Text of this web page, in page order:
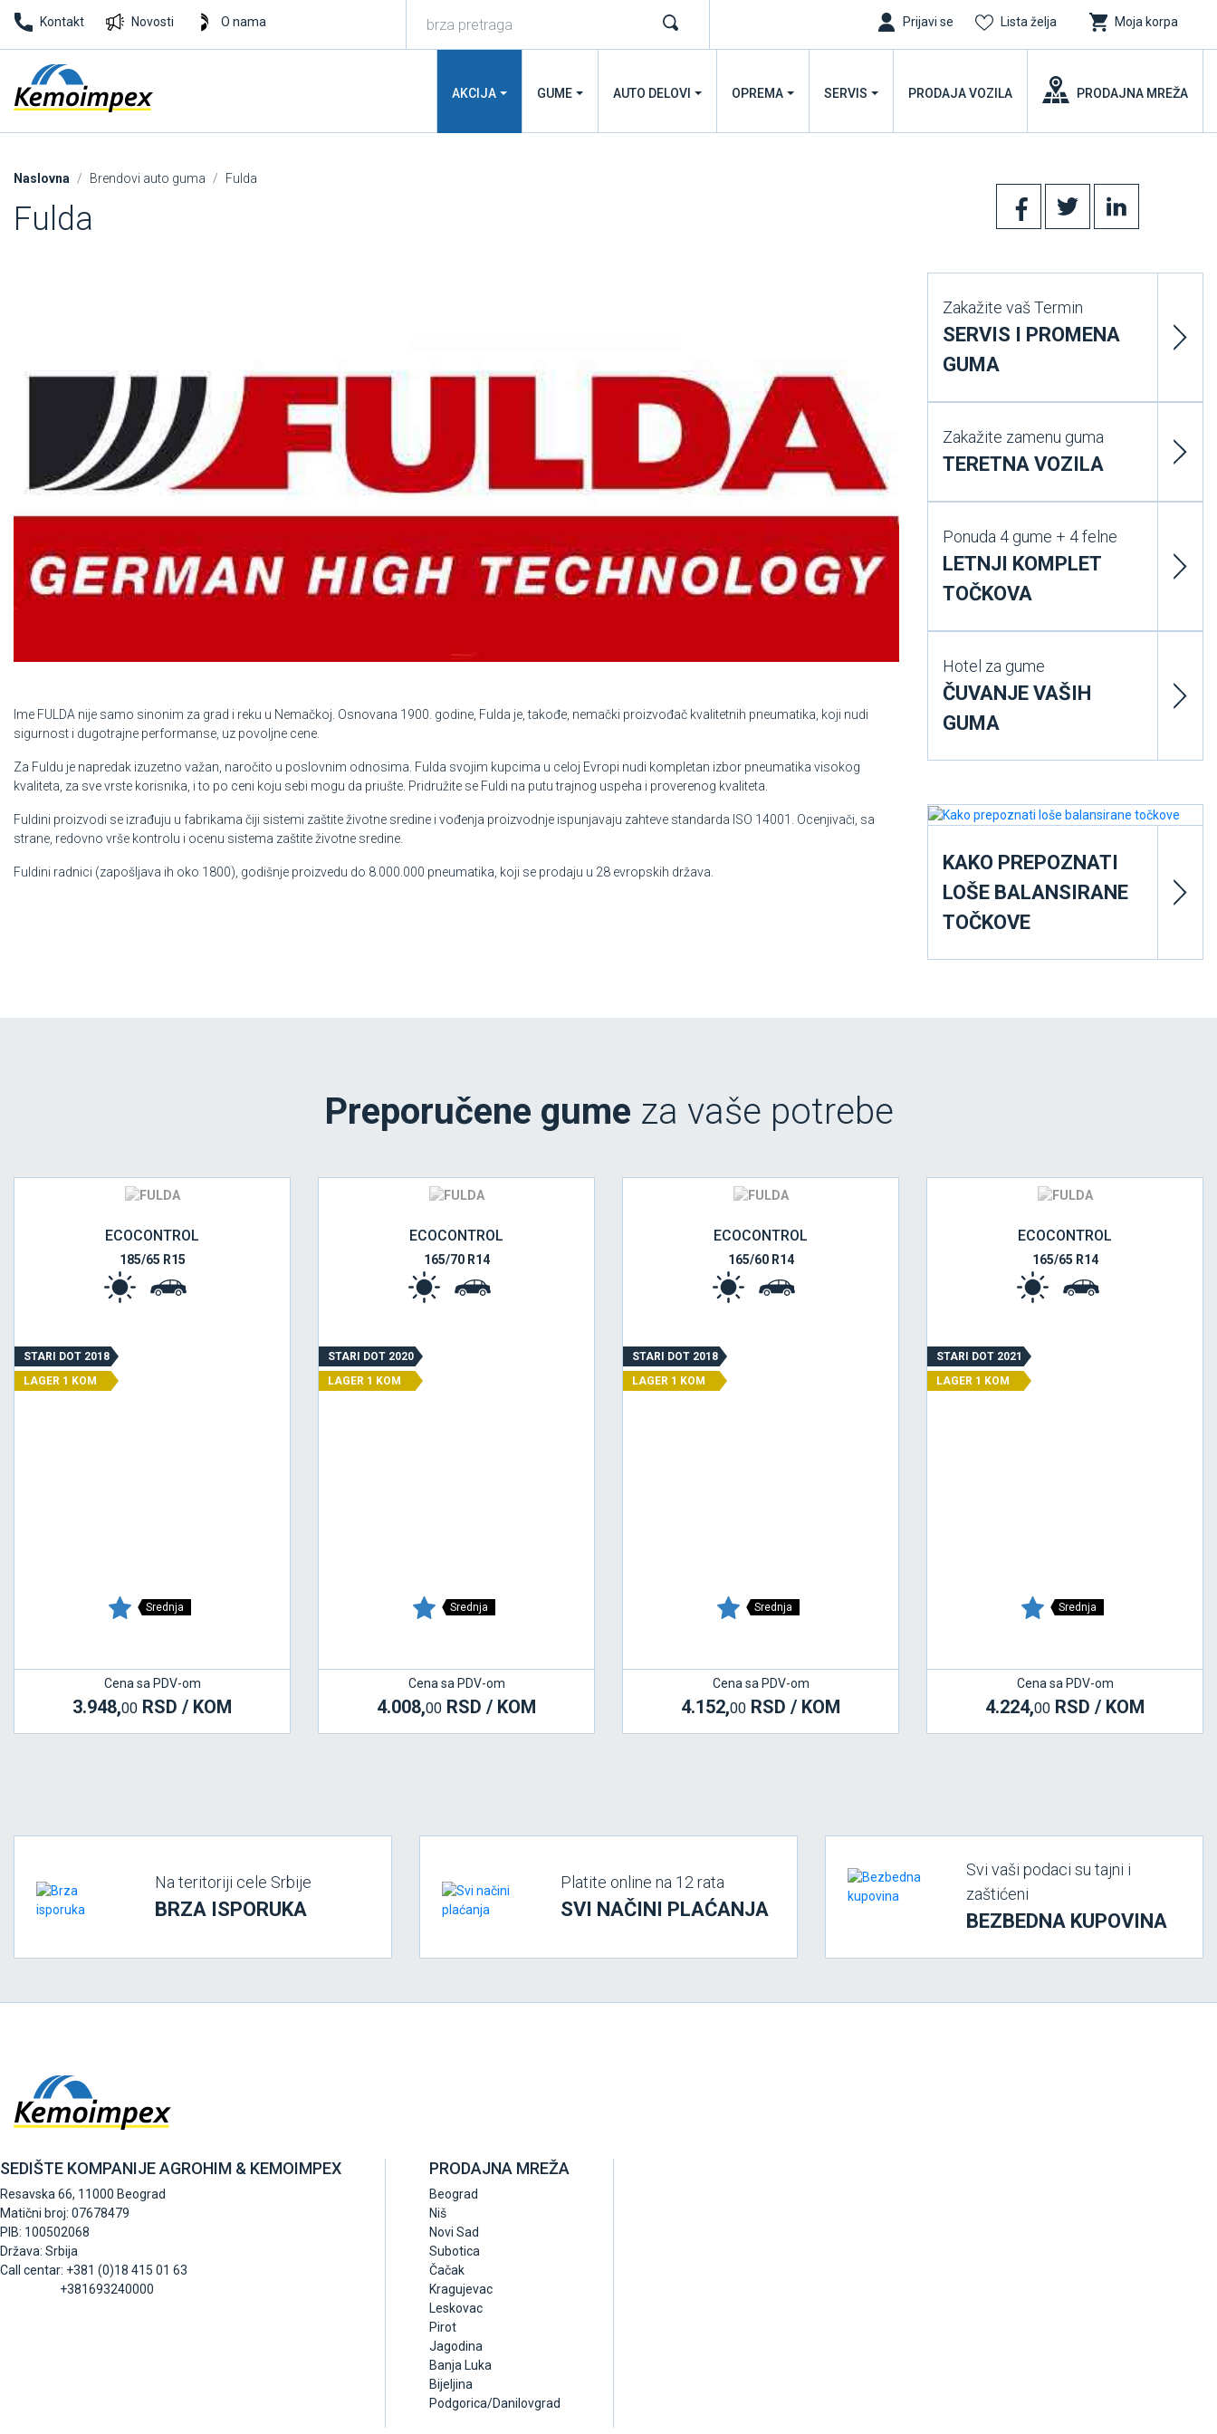
Kontakt Novosti O nama Prijavi se Lista želja Moja korpa
AKCIJA GUME AUTO DELOVI OPREMA SERVIS PRODAJA VOZILA PRODAJNA MREŽA
Naslovna Brendovi auto guma Fulda
Fulda
Ime FULDA nije samo sinonim za grad i reku u Nemačkoj. Osnovana 1900. godine, Fulda je, takođe, nemački proizvođač kvalitetnih pneumatika, koji nudi
sigurnost i dugotrajne performanse, uz povoljne cene.
Za Fuldu je napredak izuzetno važan, naročito u poslovnim odnosima. Fulda svojim kupcima u celoj Evropi nudi kompletan izbor pneumatika visokog
kvaliteta, za sve vrste korisnika, i to po ceni koju sebi mogu da priušte. Pridružite se Fuldi na putu trajnog uspeha i proverenog kvaliteta.
Fuldini proizvodi se izrađuju u fabrikama čiji sistemi zaštite životne sredine i vođenja proizvodnje ispunjavaju zahteve standarda ISO 14001. Ocenjivači, sa
strane, redovno vrše kontrolu i ocenu sistema zaštite životne sredine.
Fuldini radnici (zapošljava ih oko 1800), godišnje proizvedu do 8.000.000 pneumatika, koji se prodaju u 28 evropskih država.
Zakažite vaš Termin
SERVIS I PROMENA
GUMA
Zakažite zamenu guma
TERETNA VOZILA
Ponuda 4 gume + 4 felne
LETNJI KOMPLET
TOČKOVA
Hotel za gume
ČUVANJE VAŠIH
GUMA
KAKO PREPOZNATI
LOŠE BALANSIRANE
TOČKOVE
Preporučene gume za vaše potrebe
ECOCONTROL
185/65 R15
STARI DOT 2018
LAGER 1 KOM
Srednja
Cena sa PDV-om
3.948,00 RSD / KOM
ECOCONTROL
165/70 R14
STARI DOT 2020
LAGER 1 KOM
Srednja
Cena sa PDV-om
4.008,00 RSD / KOM
ECOCONTROL
165/60 R14
STARI DOT 2018
LAGER 1 KOM
Srednja
Cena sa PDV-om
4.152,00 RSD / KOM
ECOCONTROL
165/65 R14
STARI DOT 2021
LAGER 1 KOM
Srednja
Cena sa PDV-om
4.224,00 RSD / KOM
Na teritoriji cele Srbije
BRZA ISPORUKA
Platite online na 12 rata
SVI NAČINI PLAĆANJA
Svi vaši podaci su tajni i
zaštićeni
BEZBEDNA KUPOVINA
SEDIŠTE KOMPANIJE AGROHIM & KEMOIMPEX
Resavska 66, 11000 Beograd
Matični broj: 07678479
PIB: 100502068
Država: Srbija
Call centar: +381 (0)18 415 01 63
+381693240000
PRODAJNA MREŽA
Beograd
Niš
Novi Sad
Subotica
Čačak
Kragujevac
Leskovac
Pirot
Jagodina
Banja Luka
Bijeljina
Podgorica/Danilovgrad